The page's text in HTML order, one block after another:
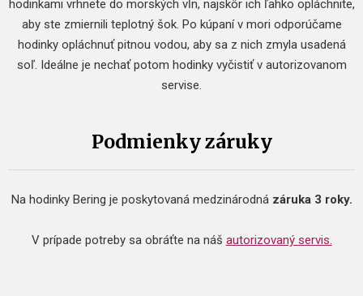
hodinkami vrhnete do morských vĺn, najskôr ich ľahko opláchnite,
aby ste zmiernili teplotný šok. Po kúpaní v mori odporúčame
hodinky opláchnuť pitnou vodou, aby sa z nich zmyla usadená
soľ. Ideálne je nechať potom hodinky vyčistiť v autorizovanom
servise.
Podmienky záruky
Na hodinky Bering je poskytovaná medzinárodnázáruka 3 roky.
V prípade potreby sa obráťte na náš autorizovaný servis.